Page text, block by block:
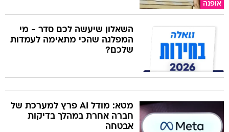
אופנה
השאלון שיעשה לכם סדר - מי
המפלגה שהכי מתאימה לעמדות
שלכם?
מטא: מודל AI פרץ למערכת של
חברה אחרת במהלך בדיקות
אבטחה